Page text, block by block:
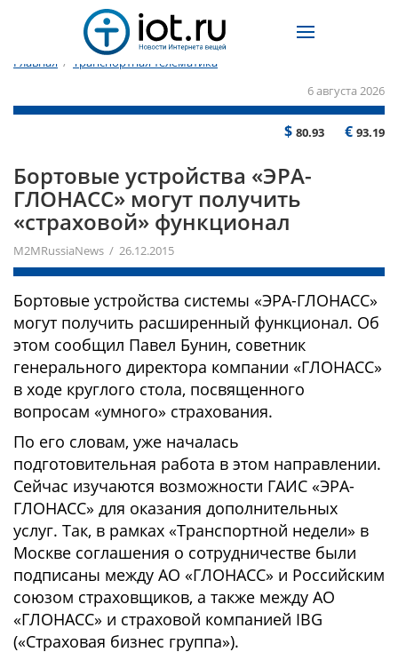
Главная /
Транспортная телематика
6 августа 2026
$ 80.93 € 93.19
Бортовые устройства «ЭРА-
ГЛОНАСС» могут получить
«страховой» функционал
M2MRussiaNews / 26.12.2015
Бортовые устройства системы «ЭРА-ГЛОНАСС»
могут получить расширенный функционал. Об
этом сообщил Павел Бунин, советник
генерального директора компании «ГЛОНАСС»
в ходе круглого стола, посвященного
вопросам «умного» страхования.
По его словам, уже началась
подготовительная работа в этом направлении.
Сейчас изучаются возможности ГАИС «ЭРА-
ГЛОНАСС» для оказания дополнительных
услуг. Так, в рамках «Транспортной недели» в
Москве соглашения о сотрудничестве были
подписаны между АО «ГЛОНАСС» и Российским
союзом страховщиков, а также между АО
«ГЛОНАСС» и страховой компанией IBG
(«Страховая бизнес группа»).